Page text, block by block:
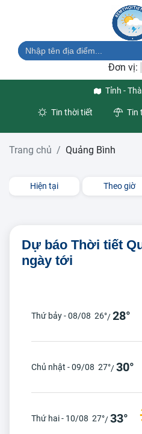
Đơn vị:
Tỉnh -
Tin thời tiết Tin
Trang chủ Quảng Bình
Hiện tại Theo giờ
Dự báo Thời tiết
ngày tới
Thứ bảy - 08/08 26°/28°
Chủ nhật - 09/08 27°/30°
Thứ hai - 10/08 27°/33°